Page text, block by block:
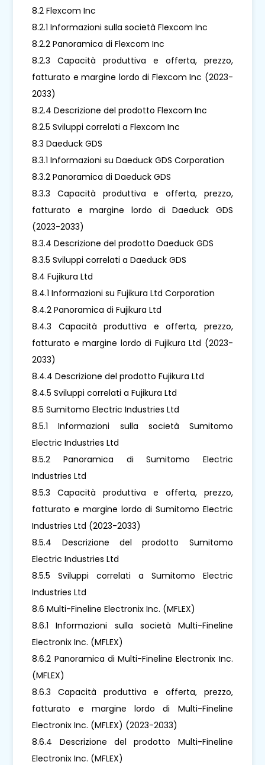
8.2 Flexcom Inc
8.2.1 Informazioni sulla società Flexcom Inc
8.2.2 Panoramica di Flexcom Inc
8.2.3 Capacità produttiva e offerta, prezzo,
fatturato e margine lordo di Flexcom Inc (2023-
2033)
8.2.4 Descrizione del prodotto Flexcom Inc
8.2.5 Sviluppi correlati a Flexcom Inc
8.3 Daeduck GDS
8.3.1 Informazioni su Daeduck GDS Corporation
8.3.2 Panoramica di Daeduck GDS
8.3.3 Capacità produttiva e offerta, prezzo,
fatturato e margine lordo di Daeduck GDS
(2023-2033)
8.3.4 Descrizione del prodotto Daeduck GDS
8.3.5 Sviluppi correlati a Daeduck GDS
8.4 Fujikura Ltd
8.4.1 Informazioni su Fujikura Ltd Corporation
8.4.2 Panoramica di Fujikura Ltd
8.4.3 Capacità produttiva e offerta, prezzo,
fatturato e margine lordo di Fujikura Ltd (2023-
2033)
8.4.4 Descrizione del prodotto Fujikura Ltd
8.4.5 Sviluppi correlati a Fujikura Ltd
8.5 Sumitomo Electric Industries Ltd
8.5.1 Informazioni sulla società Sumitomo
Electric Industries Ltd
8.5.2 Panoramica di Sumitomo Electric
Industries Ltd
8.5.3 Capacità produttiva e offerta, prezzo,
fatturato e margine lordo di Sumitomo Electric
Industries Ltd (2023-2033)
8.5.4 Descrizione del prodotto Sumitomo
Electric Industries Ltd
8.5.5 Sviluppi correlati a Sumitomo Electric
Industries Ltd
8.6 Multi-Fineline Electronix Inc. (MFLEX)
8.6.1 Informazioni sulla società Multi-Fineline
Electronix Inc. (MFLEX)
8.6.2 Panoramica di Multi-Fineline Electronix Inc.
(MFLEX)
8.6.3 Capacità produttiva e offerta, prezzo,
fatturato e margine lordo di Multi-Fineline
Electronix Inc. (MFLEX) (2023-2033)
8.6.4 Descrizione del prodotto Multi-Fineline
Electronix Inc. (MFLEX)